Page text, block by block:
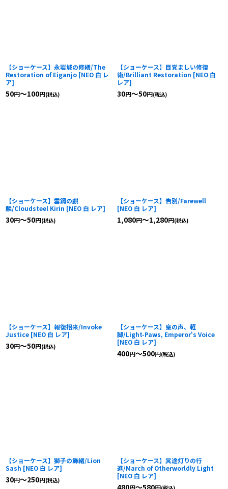
【ショーケース】永岩城の修繕/The
Restoration of Eiganjo [NEO 白 レ
ア]
50円～100円(税込)
【ショーケース】目覚ましい修復
術/Brilliant Restoration [NEO 白
レア]
30円～50円(税込)
【ショーケース】雲鋼の麒
麟/Cloudsteel Kirin [NEO 白 レア]
30円～50円(税込)
【ショーケース】告別/Farewell
[NEO 白 レア]
1,080円～1,280円(税込)
【ショーケース】報復招来/Invoke
Justice [NEO 白 レア]
30円～50円(税込)
【ショーケース】皇の声、軽
脚/Light-Paws, Emperor's Voice
[NEO 白 レア]
400円～500円(税込)
【ショーケース】獅子の飾緒/Lion
Sash [NEO 白 レア]
30円～250円(税込)
【ショーケース】冥途灯りの行
進/March of Otherworldly Light
[NEO 白 レア]
480円～580円